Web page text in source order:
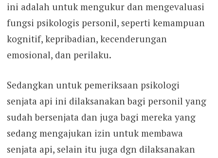
ini adalah untuk mengukur dan mengevaluasi
fungsi psikologis personil, seperti kemampuan
kognitif, kepribadian, kecenderungan
emosional, dan perilaku.
Sedangkan untuk pemeriksaan psikologi
senjata api ini dilaksanakan bagi personil yang
sudah bersenjata dan juga bagi mereka yang
sedang mengajukan izin untuk membawa
senjata api, selain itu juga dgn dilaksanakan